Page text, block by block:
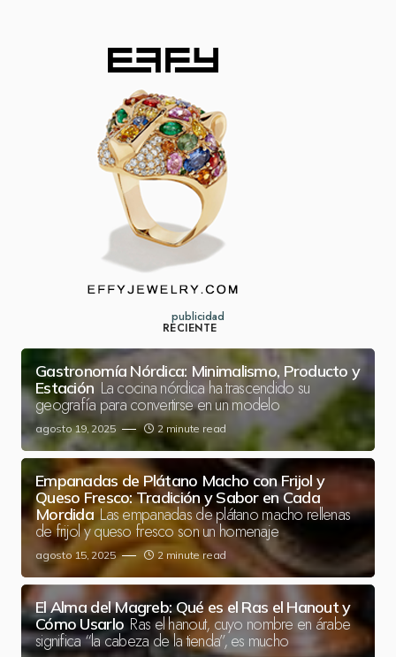
publicidad
RECIENTE
Gastronomía Nórdica: Minimalismo, Producto y
Estación La cocina nórdica ha trascendido su
geografía para convertirse en un modelo
agosto 19, 2025 2 minute read
Empanadas de Plátano Macho con Frijol y
Queso Fresco: Tradición y Sabor en Cada
Mordida Las empanadas de plátano macho rellenas
de frijol y queso fresco son un homenaje
agosto 15, 2025 2 minute read
El Alma del Magreb: Qué es el Ras el Hanout y
Cómo Usarlo Ras el hanout, cuyo nombre en árabe
significa “la cabeza de la tienda”, es mucho